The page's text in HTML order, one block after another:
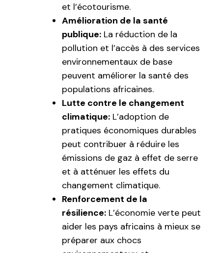
et l’écotourisme.
Amélioration de la santé
publique: La réduction de la
pollution et l’accès à des services
environnementaux de base
peuvent améliorer la santé des
populations africaines.
Lutte contre le changement
climatique: L’adoption de
pratiques économiques durables
peut contribuer à réduire les
émissions de gaz à effet de serre
et à atténuer les effets du
changement climatique.
Renforcement de la
résilience: L’économie verte peut
aider les pays africains à mieux se
préparer aux chocs